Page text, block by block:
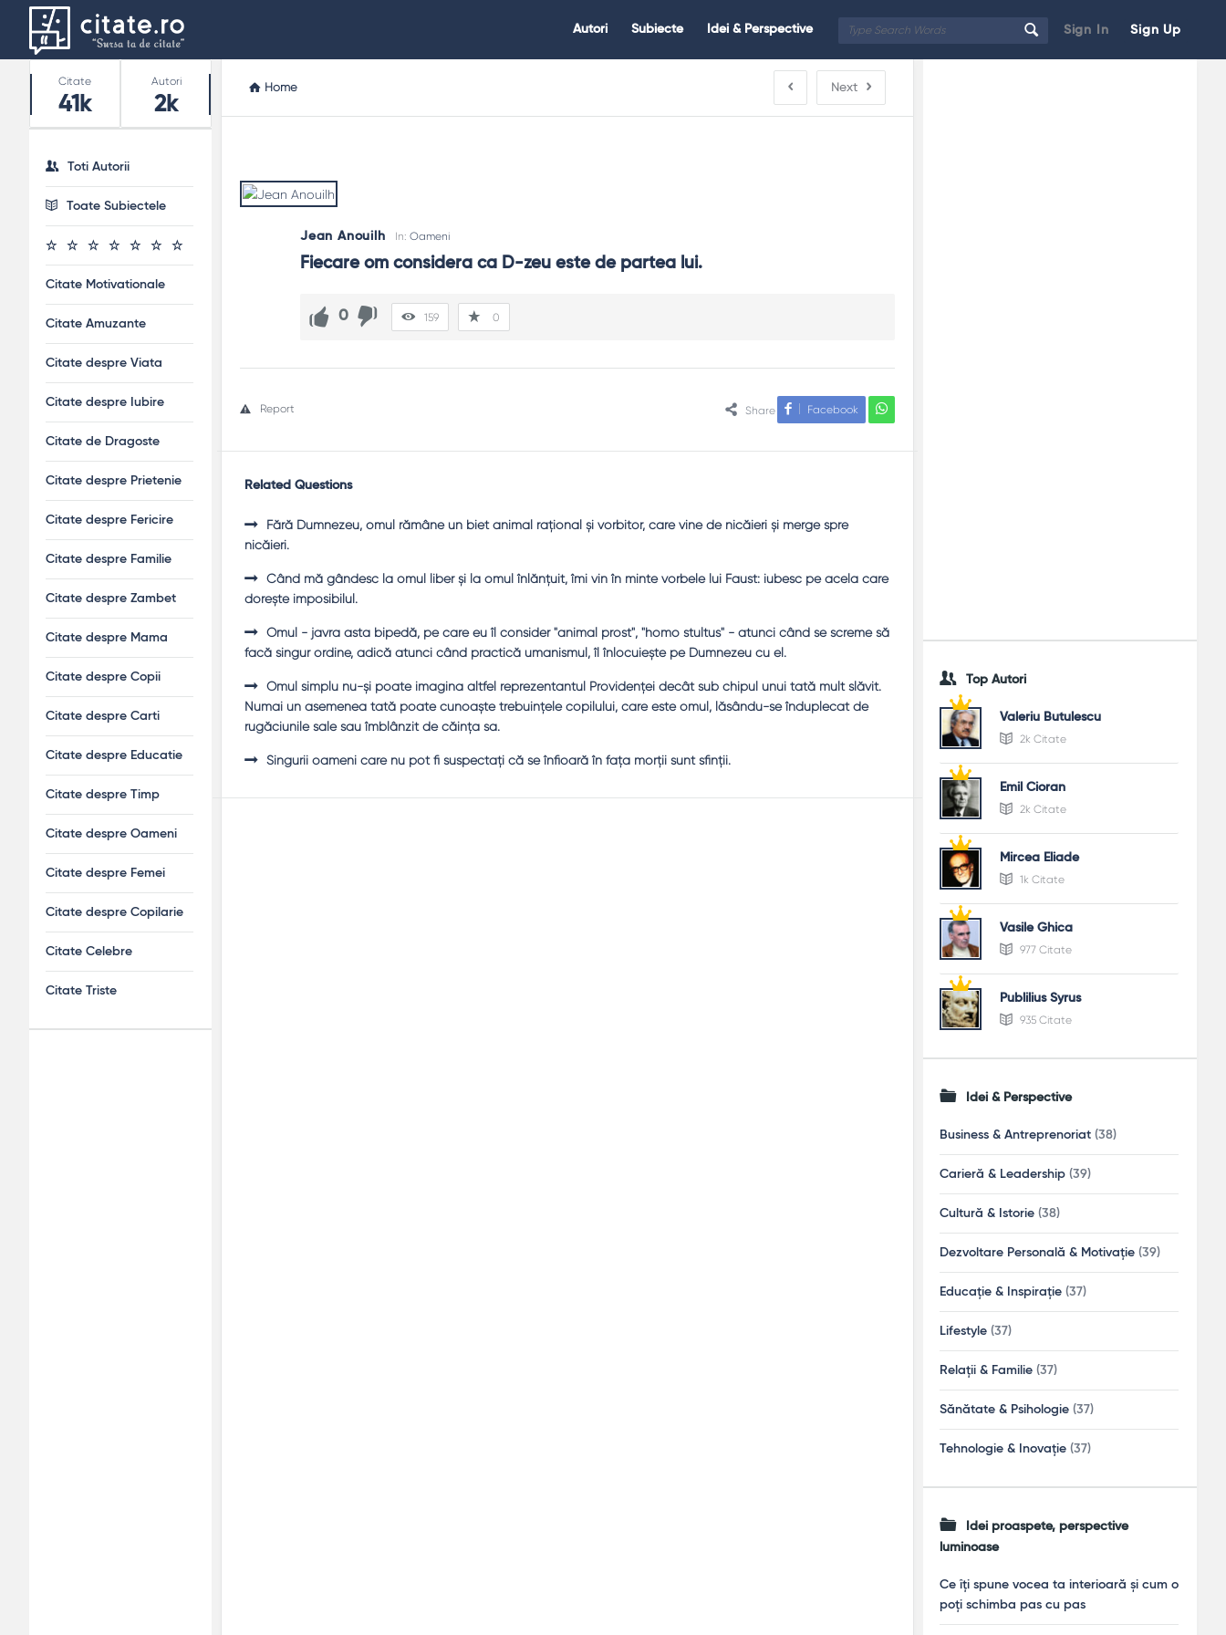
Sign In Sign Up
Citate.ro
Autori Subiecte Idei & Perspective
Home Next
Jean Anouilh In: Oameni
Fiecare om considera ca D-zeu este de partea lui.
0 159 0
Share Facebook
Report
Related Questions
Fără Dumnezeu, omul rămâne un biet animal raţional şi vorbitor, care vine de nicăieri şi merge spre
nicăieri.
Când mă gândesc la omul liber şi la omul înlănţuit, îmi vin în minte vorbele lui Faust: iubesc pe acela care
doreşte imposibilul.
Omul - javra asta bipedă, pe care eu îl consider "animal prost", "homo stultus" - atunci când se screme să
facă singur ordine, adică atunci când practică umanismul, îl înlocuieşte pe Dumnezeu cu el.
Omul simplu nu-şi poate imagina altfel reprezentantul Providenţei decât sub chipul unui tată mult slăvit.
Numai un asemenea tată poate cunoaşte trebuinţele copilului, care este omul, lăsându-se înduplecat de
rugăciunile sale sau îmblânzit de căinţa sa.
Singurii oameni care nu pot fi suspectaţi că se înfioară în faţa morţii sunt sfinţii.
Top Autori
Valeriu Butulescu
2k Citate
Emil Cioran
2k Citate
Mircea Eliade
1k Citate
Vasile Ghica
977 Citate
Publilius Syrus
935 Citate
Idei & Perspective
Business & Antreprenoriat (38)
Carieră & Leadership (39)
Cultură & Istorie (38)
Dezvoltare Personală & Motivație (39)
Educație & Inspirație (37)
Lifestyle (37)
Relații & Familie (37)
Sănătate & Psihologie (37)
Tehnologie & Inovație (37)
Idei proaspete, perspective
luminoase
Ce îți spune vocea ta interioară și cum o
poți schimba pas cu pas
Stats
Citate
41k
Autori
2k
Toti Autorii
Toate Subiectele
Citate Motivationale
Citate Amuzante
Citate despre Viata
Citate despre Iubire
Citate de Dragoste
Citate despre Prietenie
Citate despre Fericire
Citate despre Familie
Citate despre Zambet
Citate despre Mama
Citate despre Copii
Citate despre Carti
Citate despre Educatie
Citate despre Timp
Citate despre Oameni
Citate despre Femei
Citate despre Copilarie
Citate Celebre
Citate Triste